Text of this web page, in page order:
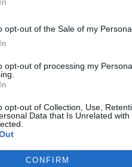
opt-out of the Sale of my
opt-out of processing my
opt-out of Collection, Use,
Data that Is Unrelated
CONFIRM
την
στο Ηράκλειο -
είχε στην κατοχή του ο